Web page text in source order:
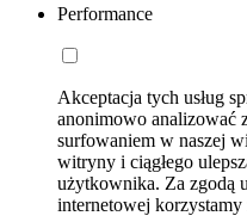
Performance
Akceptacja tych usług
anonimowo analizować
surfowaniem w naszej
witryny i ciągłego
użytkownika. Za zgodą
internetowej korzystamy